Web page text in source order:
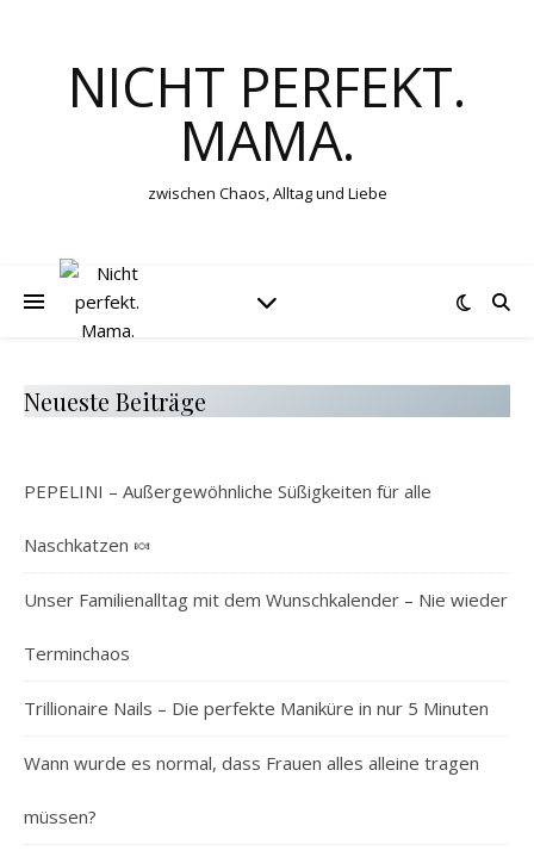
NICHT PERFEKT.
MAMA.
zwischen Chaos, Alltag und Liebe
Neueste Beiträge
PEPELINI – Außergewöhnliche Süßigkeiten für alle
Naschkatzen 🍬
Unser Familienalltag mit dem Wunschkalender – Nie wieder
Terminchaos
Trillionaire Nails – Die perfekte Maniküre in nur 5 Minuten
Wann wurde es normal, dass Frauen alles alleine tragen
müssen?